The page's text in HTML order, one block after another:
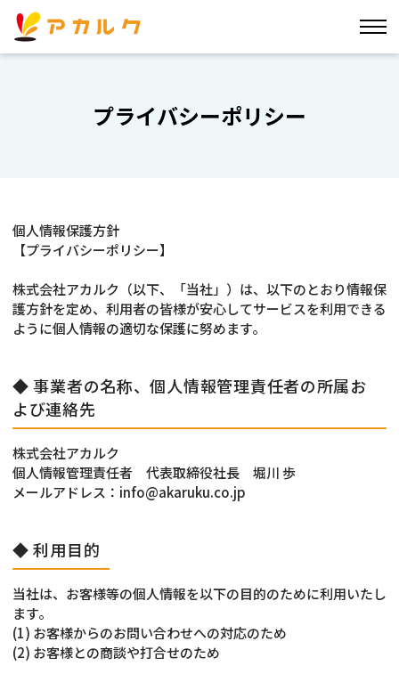
プライバシーポリシー
個人情報保護方針
【プライバシーポリシー】
株式会社アカルク（以下、「当社」）は、以下のとおり情報保
護方針を定め、利用者の皆様が安心してサービスを利用できる
ように個人情報の適切な保護に努めます。
◆ 事業者の名称、個人情報管理責任者の所属お
よび連絡先
株式会社アカルク
個人情報管理責任者 代表取締役社長 堀川 歩
メールアドレス：info@akaruku.co.jp
◆ 利用目的
当社は、お客様等の個人情報を以下の目的のために利用いたし
ます。
(1) お客様からのお問い合わせへの対応のため
(2) お客様との商談や打合せのため